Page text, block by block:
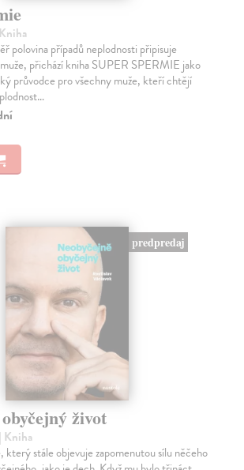
polovina případů neplodnosti připisuje
přichází kniha SUPER SPERMIE jako
průvodce pro všechny muže, kteří chtějí
predpredaj
život
| Kniha
který stále objevuje zapomenutou sílu něčeho